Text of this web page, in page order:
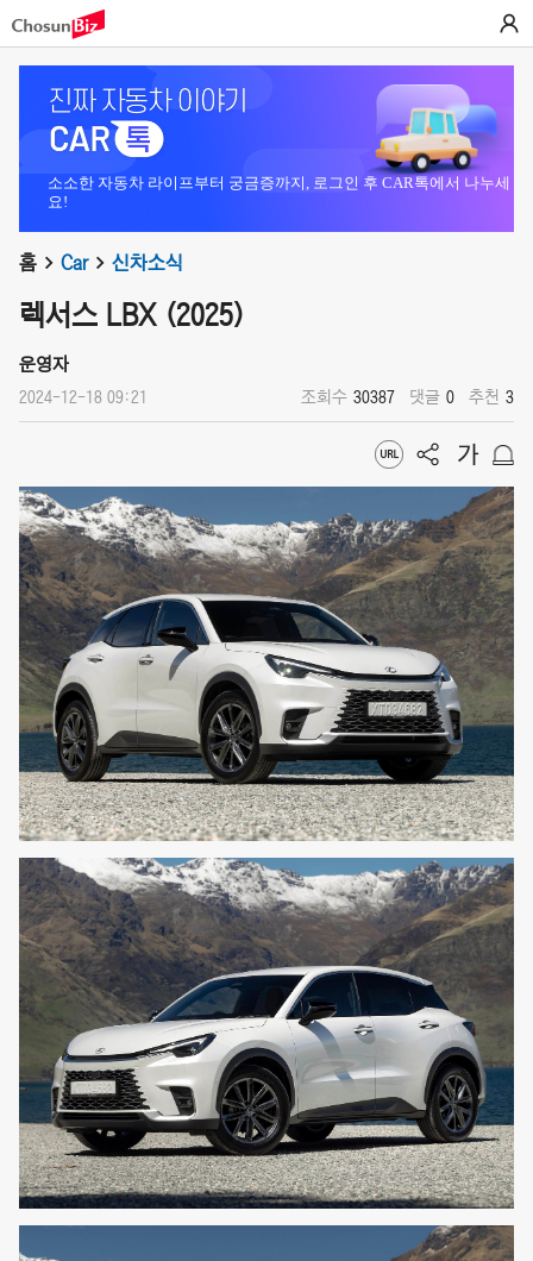
소소한 자동차 라이프부터 궁금증까지, 로그인 후 CAR톡에서 나누세
요!
홈 Car 신차소식
렉서스 LBX (2025)
운영자
2024-12-18 09:21 조회수 30387 댓글 0 추천 3